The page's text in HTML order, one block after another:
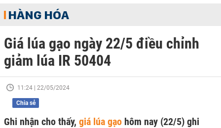
HÀNG HÓA
Giá lúa gạo ngày 22/5 điều chỉnh
giảm lúa IR 50404
11:24 | 22/05/2024
Chia sẻ
Ghi nhận cho thấy, giá lúa gạo hôm nay (22/5) ghi